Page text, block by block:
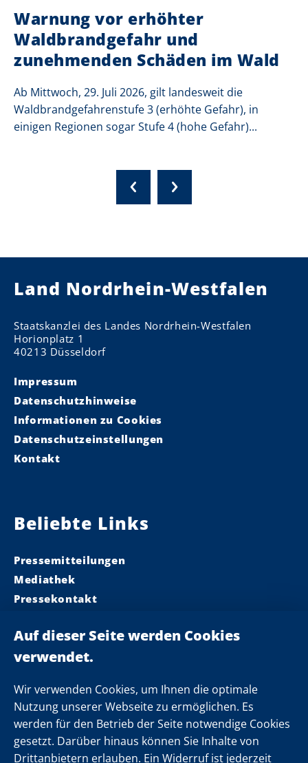
Wir verwenden Cookies, um Ihnen die optimale
Nutzung unserer Webseite zu ermöglichen. Es
werden für den Betrieb der Seite notwendige Cookies
gesetzt. Darüber hinaus können Sie Inhalte von
Drittanbietern erlauben. Ein Widerruf ist jederzeit
Warnung vor erhöhter
Waldbrandgefahr und
zunehmenden Schäden im Wald
Ab Mittwoch, 29. Juli 2026, gilt landesweit die
Waldbrandgefahrenstufe 3 (erhöhte Gefahr), in
einigen Regionen sogar Stufe 4 (hohe Gefahr)...
Land Nordrhein-Westfalen
Staatskanzlei des Landes Nordrhein-Westfalen
Horionplatz 1
40213 Düsseldorf
Impressum
Datenschutzhinweise
Informationen zu Cookies
Datenschutzeinstellungen
Kontakt
Beliebte Links
Pressemitteilungen
Mediathek
Pressekontakt
Landeskabinett
Einsamkeit
Folgen Sie uns